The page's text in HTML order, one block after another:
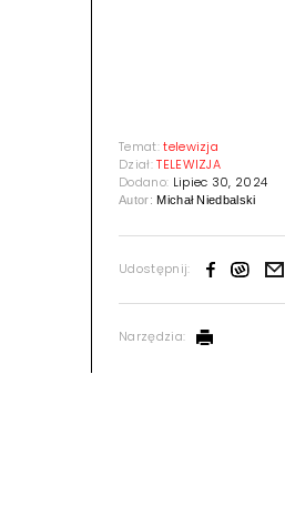
Temat:telewizja
Dział:TELEWIZJA
Dodano: Lipiec 30, 2024
Autor:Michał Niedbalski
Udostępnij:
Narzędzia: